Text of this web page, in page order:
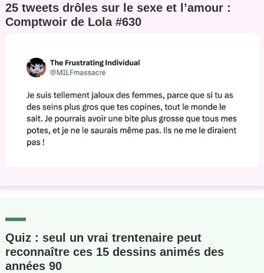
25 tweets drôles sur le sexe et l’amour :
Comptwoir de Lola #630
Quiz : seul un vrai trentenaire peut
reconnaître ces 15 dessins animés des
années 90